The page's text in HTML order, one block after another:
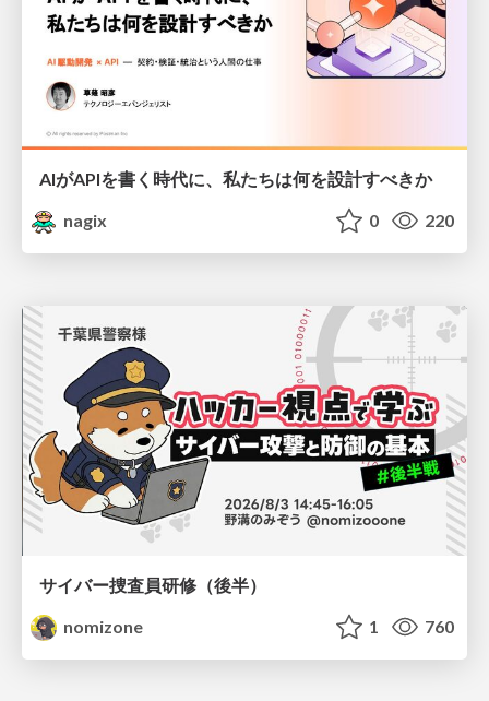
AIがAPIを書く時代に、私たちは何を設計すべきか
nagix
0 220
サイバー捜査員研修（後半）
nomizone
1 760